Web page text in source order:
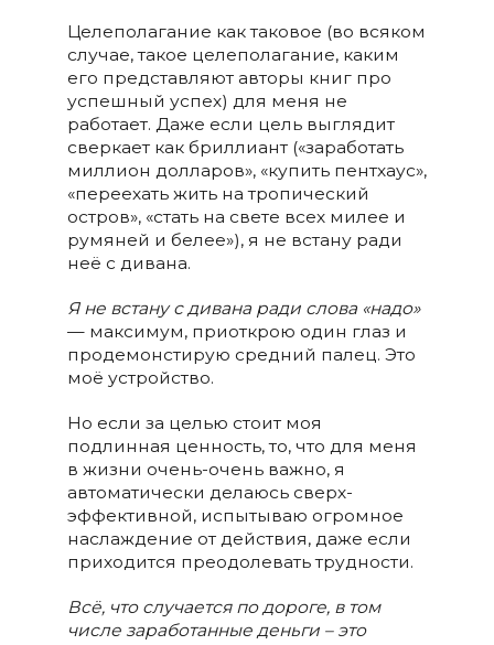
Целеполагание как таковое (во всяком
случае, такое целеполагание, каким
его представляют авторы книг про
успешный успех) для меня не
работает. Даже если цель выглядит
сверкает как бриллиант («заработать
миллион долларов», «купить пентхаус»,
«переехать жить на тропический
остров», «стать на свете всех милее и
румяней и белее»), я не встану ради
неё с дивана.
Я не встану с дивана ради слова «надо»
— максимум, приоткрою один глаз и
продемонстирую средний палец. Это
моё устройство.
Но если за целью стоит моя
подлинная ценность, то, что для меня
в жизни очень-очень важно, я
автоматически делаюсь сверх-
эффективной, испытываю огромное
наслаждение от действия, даже если
приходится преодолевать трудности.
Всё, что случается по дороге, в том
числе заработанные деньги – это